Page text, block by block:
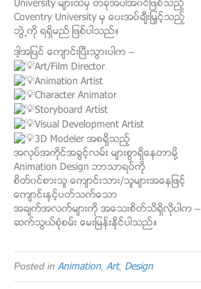
University မ်ားထဲမွ တခုအပါအ၀င္ျဖစ္သည့္
Coventry University မွ ေပးအပ္ခ်ီးျမွင့္သည့္
ဘြဲ႕ကို ရရွိမည္ ျဖစ္ပါသည္။
ဒါ့အျပင္ ေက်ာင္းၿပီးသြားပါက –
Art/Film Director
Animation Artist
Character Animator
Storyboard Artist
Visual Development Artist
3D Modeler အစရွိသည့္
အလုပ္အကိုင္အခြင့္လမ္း မ်ားစြာရွိေနတာမို႔
Animation Design ဘာသာရပ္ကို
စိတ္၀င္စားသူ ေက်ာင္းသား/သူမ်ားအေနျဖင့္
ေက်ာင္းႏွင့္ပတ္သက္ေသာ
အခ်က္အလက္မ်ားကို အေသးစိတ္သိရွိလိုပါက –
ဆက္သြယ္စံုစမ္း ေမးျမန္းႏိုင္ပါသည္။
Posted in Animation, Art, Design